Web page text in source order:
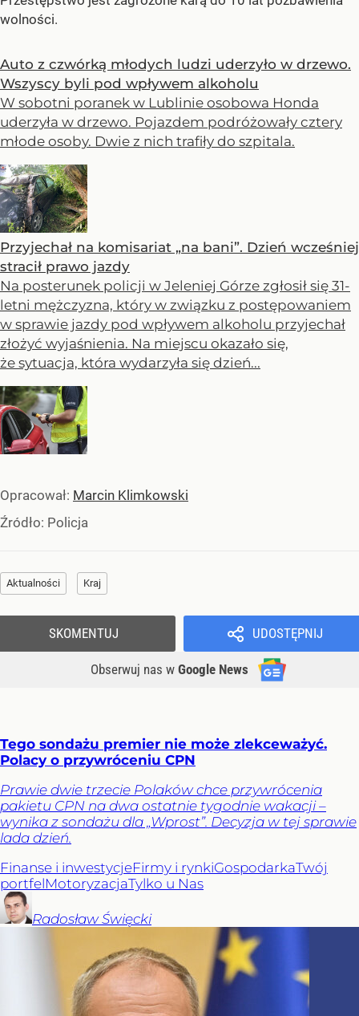
wolności.
Auto z czwórką młodych ludzi uderzyło w drzewo.
Wszyscy byli pod wpływem alkoholu
W sobotni poranek w Lublinie osobowa Honda
uderzyła w drzewo. Pojazdem podróżowały cztery
młode osoby. Dwie z nich trafiły do szpitala.
Przyjechał na komisariat „na bani”. Dzień wcześniej
stracił prawo jazdy
Na posterunek policji w Jeleniej Górze zgłosił się 31-
letni mężczyzna, który w związku z postępowaniem
w sprawie jazdy pod wpływem alkoholu przyjechał
złożyć wyjaśnienia. Na miejscu okazało się,
że sytuacja, która wydarzyła się dzień...
Opracował: Marcin Klimkowski
Źródło: Policja
Aktualności Kraj
UDOSTĘPNIJ
Obserwuj nas w Google News
SKOMENTUJ
Tego sondażu premier nie może zlekceważyć.
Polacy o przywróceniu CPN
Prawie dwie trzecie Polaków chce przywrócenia
pakietu CPN na dwa ostatnie tygodnie wakacji –
wynika z sondażu dla „Wprost”. Decyzja w tej sprawie
lada dzień.
Finanse i inwestycjeFirmy i rynkiGospodarkaTwój
portfelMotoryzacjaTylko u Nas
Radosław Święcki